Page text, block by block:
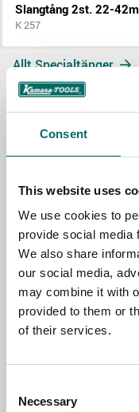
Consent
This website uses
We use cookies to
provide social media
We also share
our social media,
may combine it with
provided to them or
of their services.
Selection
Necessary
Slangtång 2st. 22-
K 257
Allt Specialtänger
Contact us
EMAIL